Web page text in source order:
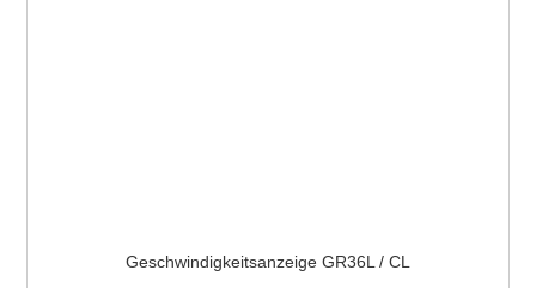
Geschwindigkeitsanzeige GR36L / CL